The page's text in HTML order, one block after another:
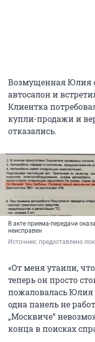
Возмущенная Юлия
автосалон и
Клиентка
купли-продажи и
отказались.
В акте приема-передачи
неисправен
Источник: предоставлено
«От меня утаили,
теперь он просто
пожаловалась Юлия
одна панель не
„Москвиче“
конца в поисках